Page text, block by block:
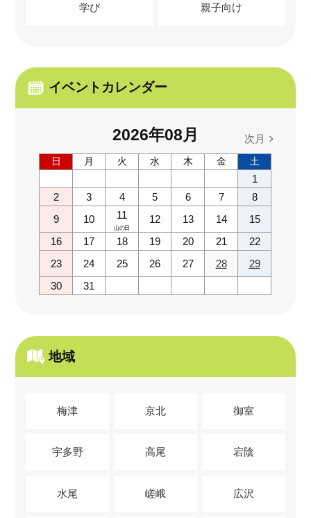
学び 親子向け
イベントカレンダー
2026年08月 次月
日 月 火 水 木 金 土
1
2
3 4 5 6 7
8
9
10 11
山の日
12 13 14
15
16
17 18 19 20 21
22
23
24 25 26 27 28
29
30
31
地域
梅津 京北 御室
宇多野 高尾 宕陰
水尾 嵯峨 広沢